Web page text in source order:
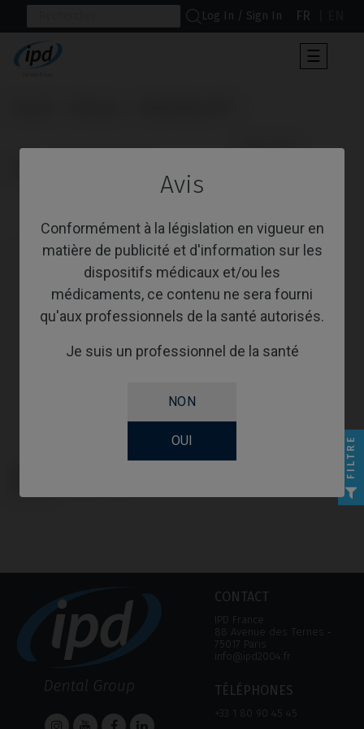
Avis
Conformément à la législation en vigueur en
matière de publicité et d'information sur les
dispositifs médicaux et/ou les
médicaments, ce contenu ne sera fourni
qu'aux professionnels de la santé autorisés.
Je suis un professionnel de la santé
NON
OUI
Log In / Sign In FR
Toggle
☰
                      Pilier PSD
CONTACT
IPD France
88 Avenue des Ternes ‑
75017 Paris
info@ipd2004.fr
TÉLÉPHONES
+33 1 80 90 45 45
FILTRE